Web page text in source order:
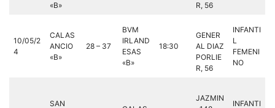
«B»
R, 56
10/05/2
4
CALAS
ANCIO
«B»
28 – 37
BVM
IRLAND
ESAS
«B»
18:30
GENER
AL DIAZ
PORLIE
R, 56
INFANTI
L
FEMENI
NO
SAN
JAZMIN
INFANTI